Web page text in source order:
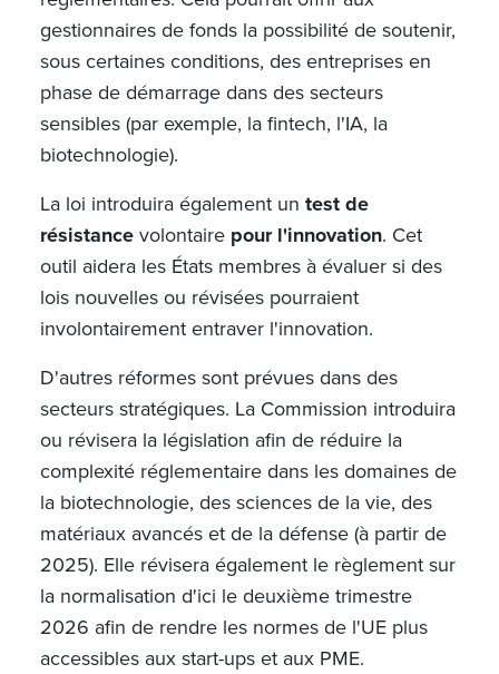
gestionnaires de fonds la possibilité de soutenir,
sous certaines conditions, des entreprises en
phase de démarrage dans des secteurs
sensibles (par exemple, la fintech, l'IA, la
biotechnologie).
La loi introduira également un test de
résistancevolontaire pour l'innovation. Cet
outil aidera les États membres à évaluer si des
lois nouvelles ou révisées pourraient
involontairement entraver l'innovation.
D'autres réformes sont prévues dans des
secteurs stratégiques. La Commission introduira
ou révisera la législation afin de réduire la
complexité réglementaire dans les domaines de
la biotechnologie, des sciences de la vie, des
matériaux avancés et de la défense (à partir de
2025). Elle révisera également le règlement sur
la normalisation d'ici le deuxième trimestre
2026 afin de rendre les normes de l'UE plus
accessibles aux start-ups et aux PME.